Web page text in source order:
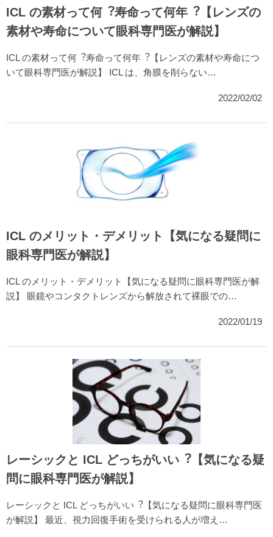
ICL の素材って何︖寿命って何年︖【レンズの
素材や寿命について眼科専門医が解説】
ICL の素材って何︖寿命って何年︖【レンズの素材や寿命につ
いて眼科専門医が解説】 ICL は、角膜を削らない…
2022/02/02
ICL のメリット・デメリット【気になる疑問に
眼科専門医が解説】
ICL のメリット・デメリット【気になる疑問に眼科専門医が解
説】 眼鏡やコンタクトレンズから解放されて裸眼での…
2022/01/19
レーシックと ICL どっちがいい︖【気になる疑
問に眼科専門医が解説】
レーシックと ICL どっちがいい︖【気になる疑問に眼科専門医
が解説】 最近、視力回復手術を受けられる人が増え…